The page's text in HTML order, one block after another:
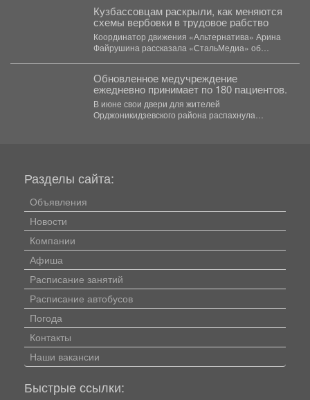
Кузбассовцам раскрыли, как меняются
схемы вербовки в трудовое рабство
Координатор движения «Альтернатива» Арина
Файрушина рассказала «СтальМедиа» об
Обновленное медучреждение
ежедневно принимает по 180 пациентов.
В июне свои двери для жителей
Орджоникидзевского района распахнула
Разделы сайта:
Объявления
Новости
Компании
Афиша
Расписание занятий
Расписание автобусов
Погода
Контакты
Наши вакансии
Быстрые ссылки: